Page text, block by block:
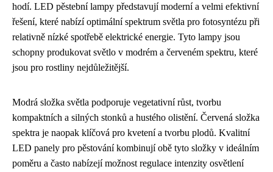
hodí. LED pěstební lampy představují moderní a velmi efektivní
řešení, které nabízí optimální spektrum světla pro fotosyntézu při
relativně nízké spotřebě elektrické energie. Tyto lampy jsou
schopny produkovat světlo v modrém a červeném spektru, které
jsou pro rostliny nejdůležitější.
Modrá složka světla podporuje vegetativní růst, tvorbu
kompaktních a silných stonků a hustého olistění. Červená složka
spektra je naopak klíčová pro kvetení a tvorbu plodů. Kvalitní
LED panely pro pěstování kombinují obě tyto složky v ideálním
poměru a často nabízejí možnost regulace intenzity osvětlení